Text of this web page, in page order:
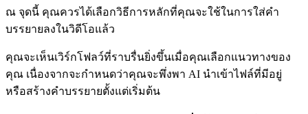
ณ จุดนี้ คุณควรได้เลือกวิธีการหลักที่คุณจะใช้ในการใส่คำ
บรรยายลงในวิดีโอแล้ว
คุณจะเห็นเวิร์กโฟลว์ที่ราบรื่นยิ่งขึ้นเมื่อคุณเลือกแนวทางของ
คุณ เนื่องจากจะกำหนดว่าคุณจะพึ่งพา AI นำเข้าไฟล์ที่มีอยู่
หรือสร้างคำบรรยายตั้งแต่เริ่มต้น